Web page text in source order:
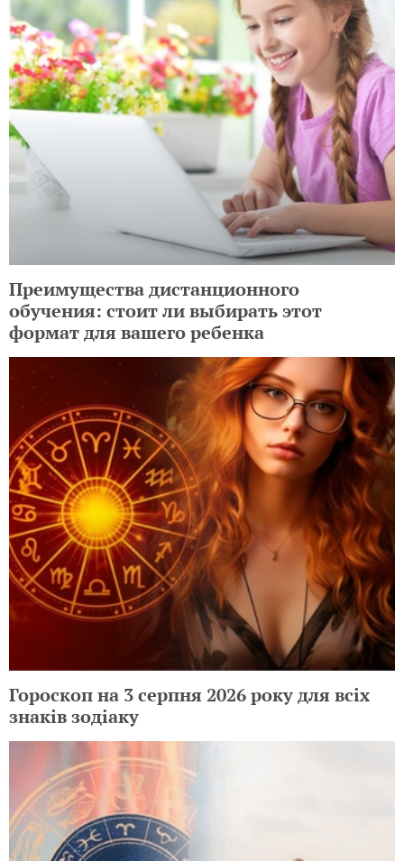
Преимущества дистанционного
обучения: стоит ли выбирать этот
формат для вашего ребенка
Гороскоп на 3 серпня 2026 року для всіх
знаків зодіаку